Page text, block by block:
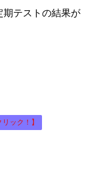
期テストの結果が
ック！】